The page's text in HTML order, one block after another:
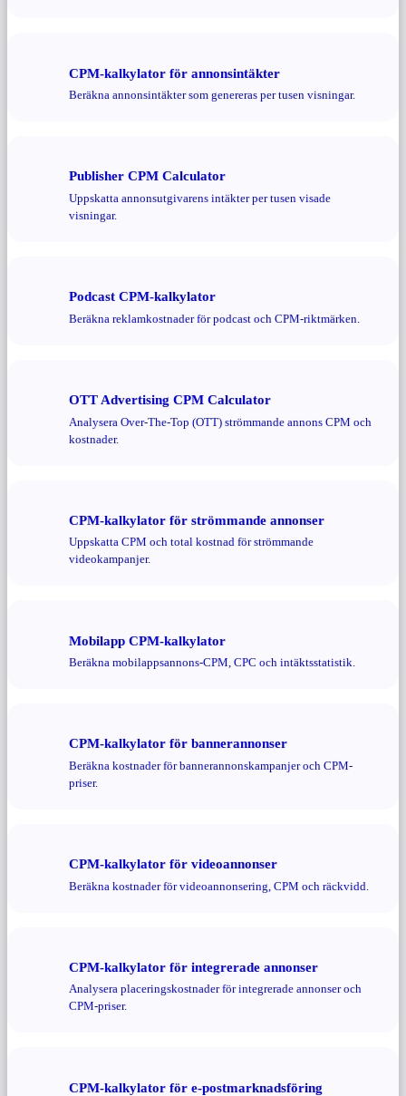
CPM-kalkylator för annonsintäkter
Beräkna annonsintäkter som genereras per tusen visningar.
Publisher CPM Calculator
Uppskatta annonsutgivarens intäkter per tusen visade
visningar.
Podcast CPM-kalkylator
Beräkna reklamkostnader för podcast och CPM-riktmärken.
OTT Advertising CPM Calculator
Analysera Over-The-Top (OTT) strömmande annons CPM och
kostnader.
CPM-kalkylator för strömmande annonser
Uppskatta CPM och total kostnad för strömmande
videokampanjer.
Mobilapp CPM-kalkylator
Beräkna mobilappsannons-CPM, CPC och intäktsstatistik.
CPM-kalkylator för bannerannonser
Beräkna kostnader för bannerannonskampanjer och CPM-
priser.
CPM-kalkylator för videoannonser
Beräkna kostnader för videoannonsering, CPM och räckvidd.
CPM-kalkylator för integrerade annonser
Analysera placeringskostnader för integrerade annonser och
CPM-priser.
CPM-kalkylator för e-postmarknadsföring